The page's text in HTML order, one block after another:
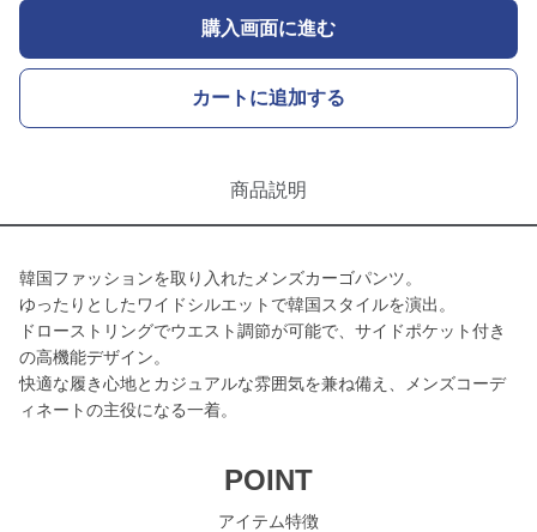
購入画面に進む
カートに追加する
商品説明
韓国ファッションを取り入れたメンズカーゴパンツ。
ゆったりとしたワイドシルエットで韓国スタイルを演出。
ドローストリングでウエスト調節が可能で、サイドポケット付き
の高機能デザイン。
快適な履き心地とカジュアルな雰囲気を兼ね備え、メンズコーデ
ィネートの主役になる一着。
POINT
アイテム特徴